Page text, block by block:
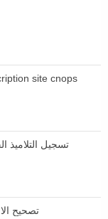
تسجيل التلاميذ
تصحيح